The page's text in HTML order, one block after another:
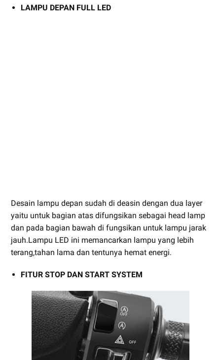
LAMPU DEPAN FULL LED
Desain lampu depan sudah di deasin dengan dua layer
yaitu untuk bagian atas difungsikan sebagai head lamp
dan pada bagian bawah di fungsikan untuk lampu jarak
jauh.Lampu LED ini memancarkan lampu yang lebih
terang,tahan lama dan tentunya hemat energi.
FITUR STOP DAN START SYSTEM